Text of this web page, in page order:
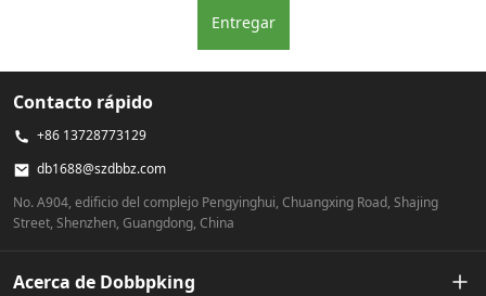
Entregar
Contacto rápido
+86 13728773129
db1688@szdbbz.com
No. A904, edificio del complejo Pengyinghui, Chuangxing Road, Shajing
Street, Shenzhen, Guangdong, China
Acerca de Dobbpking